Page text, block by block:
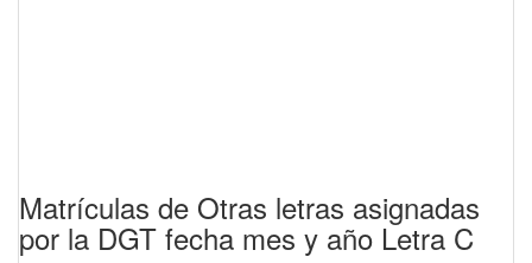
Matrículas de Otras letras asignadas
por la DGT fecha mes y año Letra C